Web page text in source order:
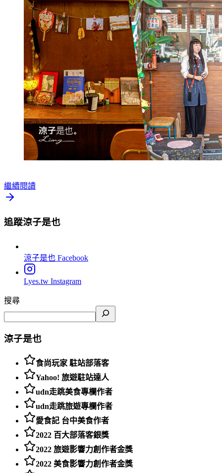
繼續閱讀
追蹤涼子是也
涼子是也 Facebook
Lyes.tw Instagram
搜尋
涼子是也
食尚玩家 駐站部落客
Yahoo! 旅遊駐站達人
udn走跳美食專欄作者
udn走跳旅遊專欄作者
愛食記 台中美食作者
2022 百大部落客銀獎
2022 旅遊影響力創作者金獎
2022 美食影響力創作者金獎